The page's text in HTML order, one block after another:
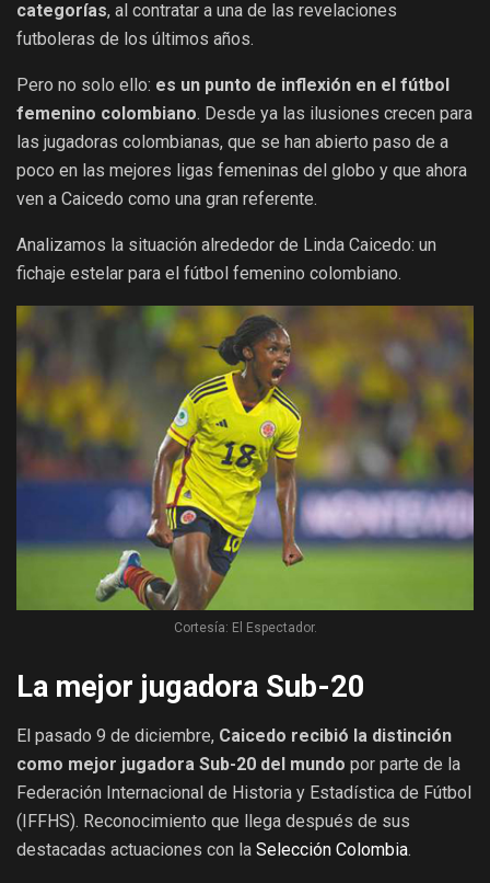
categorías, al contratar a una de las revelaciones
futboleras de los últimos años.
Pero no solo ello: es un punto de inflexión en el fútbol
femenino colombiano. Desde ya las ilusiones crecen para
las jugadoras colombianas, que se han abierto paso de a
poco en las mejores ligas femeninas del globo y que ahora
ven a Caicedo como una gran referente.
Analizamos la situación alrededor de Linda Caicedo: un
fichaje estelar para el fútbol femenino colombiano.
Cortesía: El Espectador.
La mejor jugadora Sub-20
El pasado 9 de diciembre, Caicedo recibió la distinción
como mejor jugadora Sub-20 del mundo por parte de la
Federación Internacional de Historia y Estadística de Fútbol
(IFFHS). Reconocimiento que llega después de sus
destacadas actuaciones con la Selección Colombia.